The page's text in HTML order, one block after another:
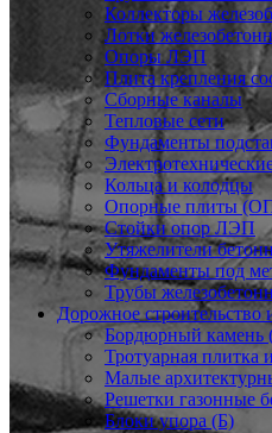
Коллекторы
Лотки
Опоры ЛЭП
Плита крепления
Сборные каналы
Тепловые сети
Фундаменты
Кольца и колодцы
Опорные плиты
Стойки опор ЛЭП
Утяжелители
Фундаменты под
Трубы
Дорожное строительство
Бордюрный камень
Тротуарная плитка
Малые
Решетки газонные
Блоки упора (Б)